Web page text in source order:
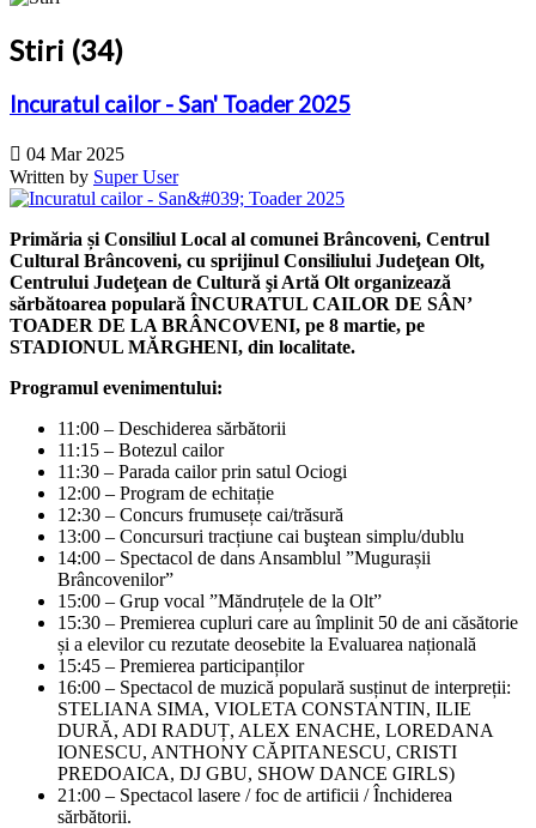
Stiri (34)
Incuratul cailor - San' Toader 2025
 04 Mar 2025
Written by Super User
Primăria și Consiliul Local al comunei Brâncoveni, Centrul
Cultural Brâncoveni, cu sprijinul Consiliului Judeţean Olt,
Centrului Judeţean de Cultură şi Artă Olt organizează
sărbătoarea populară ÎNCURATUL CAILOR DE SÂN’
TOADER DE LA BRÂNCOVENI, pe 8 martie, pe
STADIONUL MĂRGHENI, din localitate.
Programul evenimentului:
11:00 – Deschiderea sărbătorii
11:15 – Botezul cailor
11:30 – Parada cailor prin satul Ociogi
12:00 – Program de echitație
12:30 – Concurs frumusețe cai/trăsură
13:00 – Concursuri tracțiune cai buştean simplu/dublu
14:00 – Spectacol de dans Ansamblul ”Mugurașii
Brâncovenilor”
15:00 – Grup vocal ”Măndruțele de la Olt”
15:30 – Premierea cupluri care au împlinit 50 de ani căsătorie
și a elevilor cu rezutate deosebite la Evaluarea națională
15:45 – Premierea participanților
16:00 – Spectacol de muzică populară susținut de interpreții:
STELIANA SIMA, VIOLETA CONSTANTIN, ILIE
DURĂ, ADI RADUȚ, ALEX ENACHE, LOREDANA
IONESCU, ANTHONY CĂPITANESCU, CRISTI
PREDOAICA, DJ GBU, SHOW DANCE GIRLS)
21:00 – Spectacol lasere / foc de artificii / Închiderea
sărbătorii.